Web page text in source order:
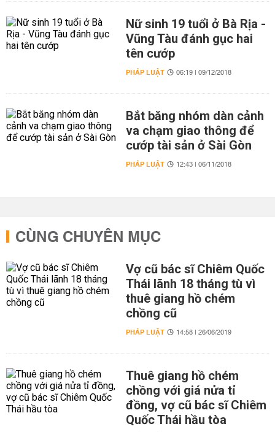
Nữ sinh 19 tuổi ở Bà Rịa -
Vũng Tàu đánh gục hai
tên cướp
PHÁP LUẬT 06:19 | 09/12/2018
Bắt băng nhóm dàn cảnh
va chạm giao thông để
cướp tài sản ở Sài Gòn
PHÁP LUẬT 12:43 | 06/11/2018
CÙNG CHUYÊN MỤC
Vợ cũ bác sĩ Chiêm Quốc
Thái lãnh 18 tháng tù vì
thuê giang hồ chém
chồng cũ
PHÁP LUẬT 14:58 | 26/06/2019
Thuê giang hồ chém
chồng với giá nửa tỉ
đồng, vợ cũ bác sĩ Chiêm
Quốc Thái hầu tòa